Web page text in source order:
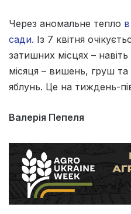
Через аномальне тепло
сади. Із 7 квітня
затишних місцях –
місяця – вишень, груш та
яблунь. Це на тиждень-
Валерія Пепеля